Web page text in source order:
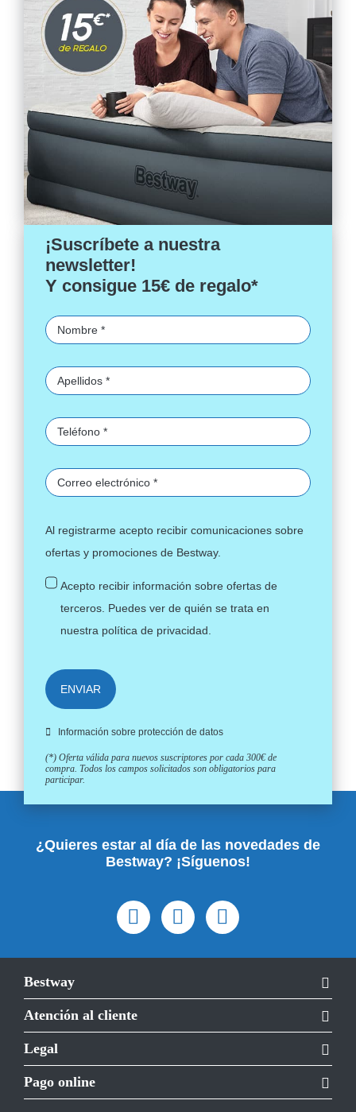
¡Suscríbete a nuestra
newsletter!
Y consigue 15€ de regalo*
Al registrarme acepto recibir comunicaciones sobre
ofertas y promociones de Bestway.
Acepto recibir información sobre ofertas de
terceros. Puedes ver de quién se trata en
nuestra política de privacidad
ENVIAR
Información sobre protección de datos
(*) Oferta válida para nuevos suscriptores por cada 300€ de
compra. Todos los campos solicitados son obligatorios para
participar.
¿Quieres estar al día de las novedades de
Bestway? ¡Síguenos!
Bestway
Atención al cliente
Legal
Pago online